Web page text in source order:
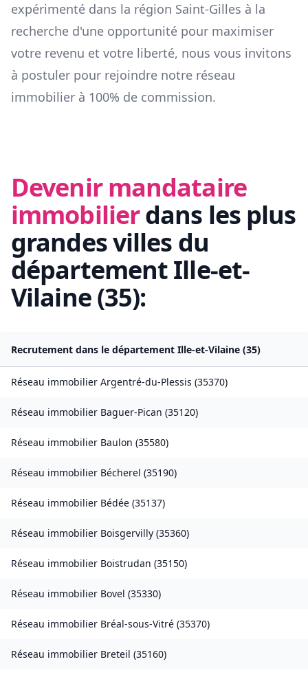
expérimenté dans la région Saint-Gilles à la
recherche d'une opportunité pour maximiser
votre revenu et votre liberté, nous vous invitons
à postuler pour rejoindre notre réseau
immobilier à 100% de commission.
Devenir mandataire
immobilierdans les plus
grandes villes du
départementIlle-et-
Vilaine(35):
Recrutement dans le département Ille-et-Vilaine (35)
Réseau immobilier Argentré-du-Plessis (35370)
Réseau immobilier Baguer-Pican (35120)
Réseau immobilier Baulon (35580)
Réseau immobilier Bécherel (35190)
Réseau immobilier Bédée (35137)
Réseau immobilier Boisgervilly (35360)
Réseau immobilier Boistrudan (35150)
Réseau immobilier Bovel (35330)
Réseau immobilier Bréal-sous-Vitré (35370)
Réseau immobilier Breteil (35160)